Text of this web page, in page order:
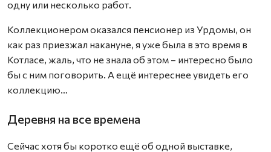
одну или несколько работ.
Коллекционером оказался пенсионер из Урдомы, он
как раз приезжал накануне, я уже была в это время в
Котласе, жаль, что не знала об этом – интересно было
бы с ним поговорить. А ещё интереснее увидеть его
коллекцию…
Деревня на все времена
Сейчас хотя бы коротко ещё об одной выставке,